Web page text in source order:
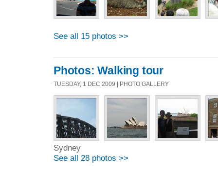
See all 15 photos >>
Photos: Walking tour
TUESDAY, 1 DEC 2009 | PHOTO GALLERY
Sydney
See all 28 photos >>